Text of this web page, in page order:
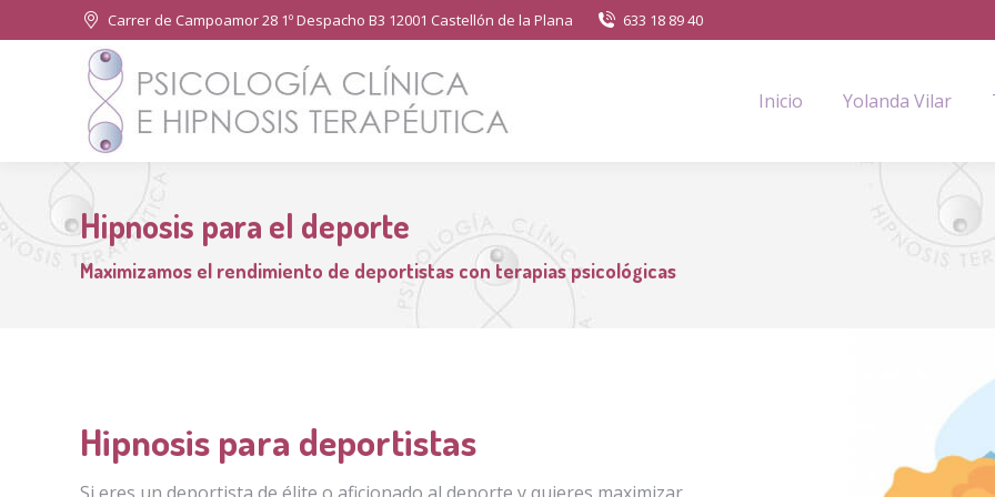
Carrer de Campoamor 28 1º Despacho B3 12001 Castellón de la Plana 633 18 89 40
Inicio Yolanda Vilar
Hipnosis para el deporte
Maximizamos el rendimiento de deportistas con terapias psicológicas
Hipnosis para deportistas